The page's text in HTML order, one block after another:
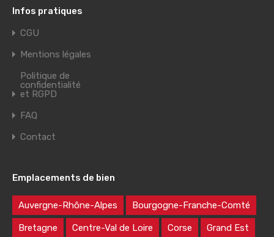
Infos pratiques
CGU
Mentions légales
Politique de
confidentialité
et RGPD
FAQ
Contact
Emplacements de bien
Auvergne-Rhône-Alpes Bourgogne-Franche-Comté
Bretagne Centre-Val de Loire Corse Grand Est